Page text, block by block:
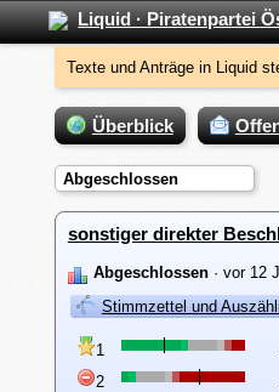
Liquid · Piratenpartei
Texte und Anträge in Liquid
Überblick
Abgeschlossen
sonstiger direkter
Abgeschlossen· vor 12
Stimmzettel und
1
2